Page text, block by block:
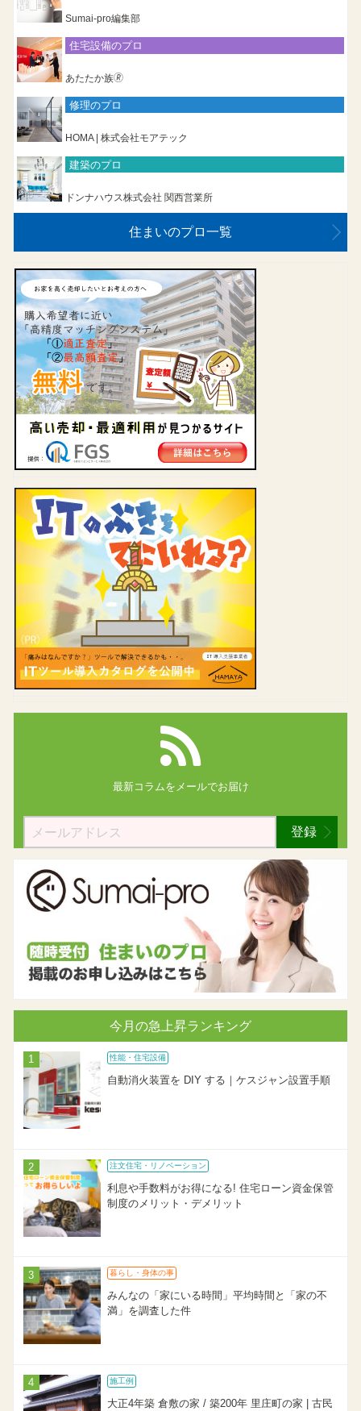
Sumai-pro編集部
住宅設備のプロ
あたたか族🄬
修理のプロ
HOMA | 株式会社モアテック
建築のプロ
ドンナハウス株式会社 関西営業所
住まいのプロ一覧
最新コラムを メールでお届け
登録
今月の急上昇ランキング
性能・住宅設備
自動消火装置を DIY する｜ケスジャン設置手順
注文住宅・リノベーション
利息や手数料がお得になる! 住宅ローン資金保管
制度のメリット・デメリット
暮らし・身体の事
みんなの「家にいる時間」平均時間と「家の不
満」を調査した件
施工例
大正4年築 倉敷の家 / 築200年 里庄町の家 | 古民